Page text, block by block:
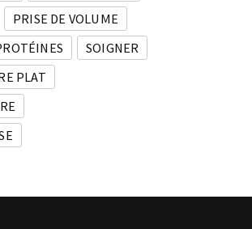
PRISE DE VOLUME
SOIGNER
PLAT